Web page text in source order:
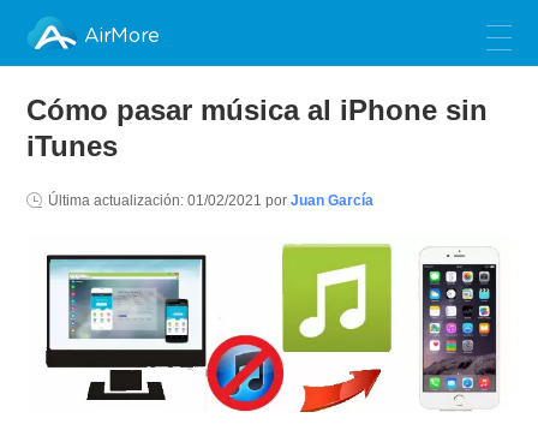
AirMore
Cómo pasar música al iPhone sin
iTunes
Última actualización:01/02/2021 porJuan García